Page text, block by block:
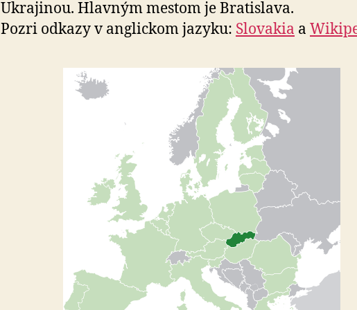
Ukrajinou. Hlavným mestom je Bratislava.
Pozri odkazy v anglickom jazyku: Slovakia a